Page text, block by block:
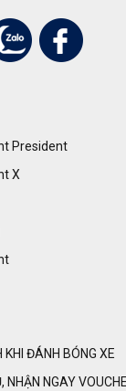
President
X
KHI ĐÁNH BÓNG XE
NHẬN NGAY